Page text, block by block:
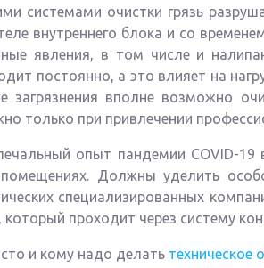
системами очистки грязь
внутреннего блока и со
явления, в том числе и
постоянно, а это влияет на
загрязнения вполне возможно
только при привлечении
опыт пандемии COVID-
Должны уделить
специализированных
который проходит через систему
и кому надо делать техническое